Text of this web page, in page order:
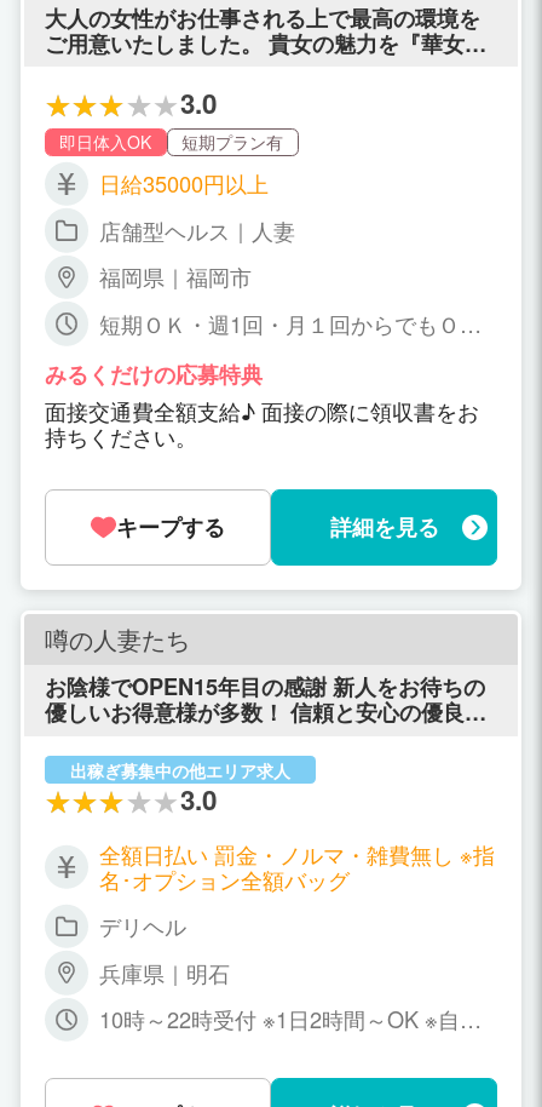
大人の女性がお仕事される上で最高の環境を
ご用意いたしました。 貴女の魅力を『華女』
3.0
即日体入OK 短期プラン有
日給35000円以上
店舗型ヘルス｜人妻
福岡県｜福岡市
短期ＯＫ・週1回・月１回からでもＯＫ
みるくだけの応募特典
面接交通費全額支給♪ 面接の際に領収書をお
持ちください。
キープする 詳細を見る
噂の人妻たち
お陰様でOPEN15年目の感謝 新人をお待ちの
優しいお得意様が多数！ 信頼と安心の優良店
出稼ぎ募集中の他エリア求人
3.0
全額日払い 罰金・ノルマ・雑費無し ※指
名･オプション全額バッグ
デリヘル
兵庫県｜明石
10時～22時受付 ※1日2時間～OK ※自由